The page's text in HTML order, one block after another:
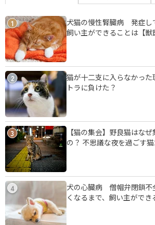
1
犬猫の慢性腎臓病 発症し
飼い主ができることは【獣
2
猫が十二支に入らなかっ
トラに負けた？
3
【猫の集会】野良猫はな
の？ 不思議な夜を過ごす
4
犬の心臓病 僧帽弁閉鎖不
くなるまで、飼い主ができ